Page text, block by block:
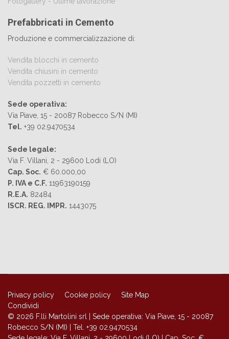
Prefabbricati in Cemento
Produzione e commercializzazione di:
Vendita blocchi in cemento
Vendita chiusini in cemento
Vendita pozzetti in cemento
Sede operativa:
Via Piave, 15 - 20087 Robecco S/N (MI)
Tel. +39 02.9470534
Sede legale:
Via F. Villani, 2 - 29600 Lodi (LO)
Cap. Soc. € 60.000,00
P. IVA e C.F. 11963190159
R.E.A. 82484
ISCR. REG. IMPR. 1443075
Privacy policy Cookie policy
Site Map
Condividi
© 2026 F.lli Martolini srl | Sede operativa: Via Piave, 15 - 20087
Robecco S/N (MI) | Tel. +39 02.9470534